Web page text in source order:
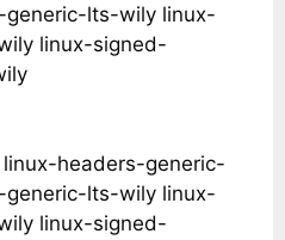
lts-wily linux-
linux-signed-
headers-generic-
lts-wily linux-
linux-signed-